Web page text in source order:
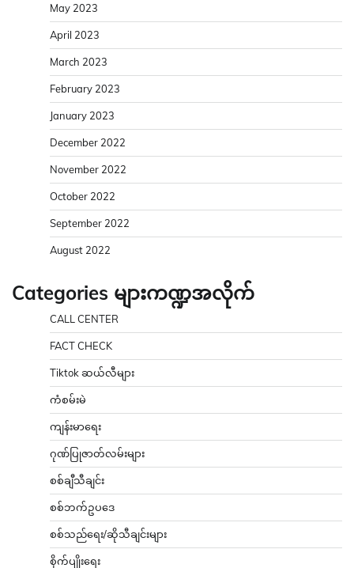
May 2023
April 2023
March 2023
February 2023
January 2023
December 2022
November 2022
October 2022
September 2022
August 2022
Categories များကဏ္ဍအလိုက်
CALL CENTER
FACT CHECK
Tiktok ဆယ်လီများ
ကံစမ်းမဲ
ကျန်းမာရေး
ဂုဏ်ပြုဇာတ်လမ်းများ
စစ်ချီသီချင်း
စစ်ဘက်ဥပဒေ
စစ်သည်ရေး/ဆိုသီချင်းများ
စိုက်ပျိုးရေး